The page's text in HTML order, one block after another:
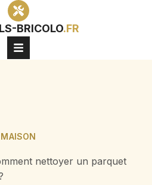
BRICOLO.FR
MAISON
nettoyer un parquet